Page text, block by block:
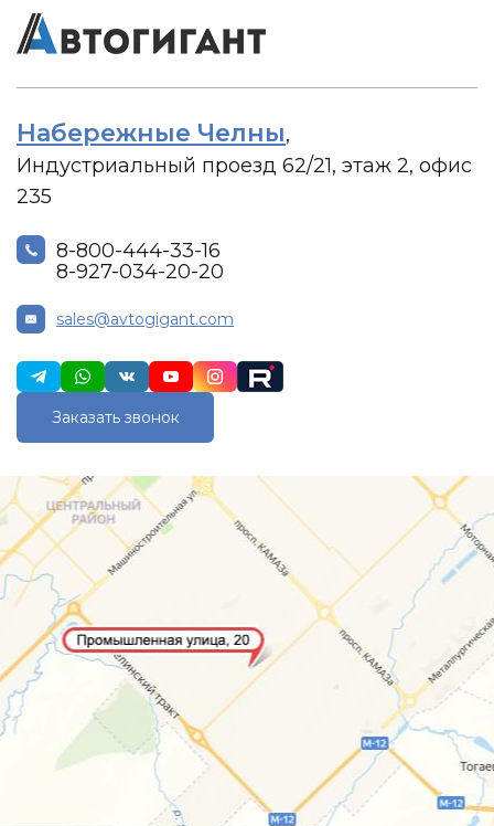
Набережные Челны,
Индустриальный проезд 62/21, этаж 2, офис
235
8-800-444-33-16
8-927-034-20-20
sales@avtogigant.com
Заказать звонок